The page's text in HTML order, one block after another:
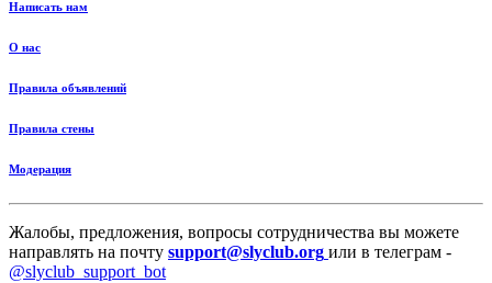
Написать нам
О нас
Правила объявлений
Правила стены
Модерация
Жалобы, предложения, вопросы сотрудничества вы можете
направлять на почту support@slyclub.org или в телеграм -
@slyclub_support_bot